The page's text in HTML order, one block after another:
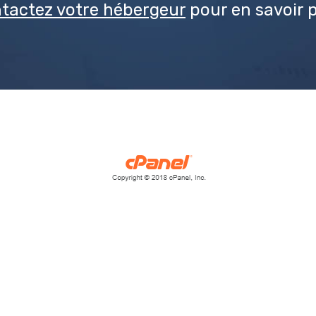
votre hébergeur pour en savoir